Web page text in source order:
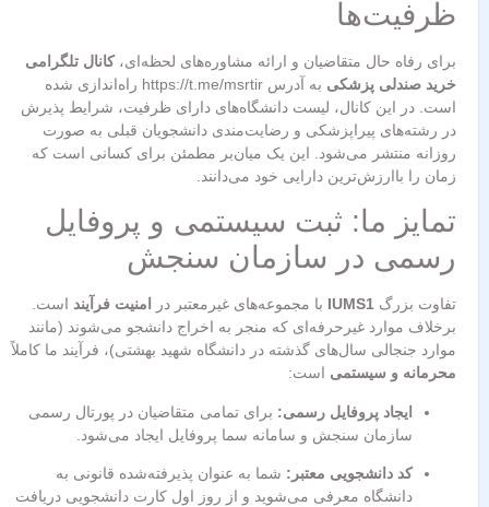
ظرفیت‌ها
برای رفاه حال متقاضیان و ارائه مشاوره‌های لحظه‌ای،کانال تلگرامی
خرید صندلی پزشکی
به آدرس https://t.me/msrtir راه‌اندازی شده
است. در این کانال، لیست دانشگاه‌های دارای ظرفیت، شرایط پذیرش
در رشته‌های پیراپزشکی و رضایت‌مندی دانشجویان قبلی به صورت
روزانه منتشر می‌شود. این یک میان‌بر مطمئن برای کسانی است که
زمان را باارزش‌ترین دارایی خود می‌دانند.
تمایز ما: ثبت سیستمی و پروفایل
رسمی در سازمان سنجش
تفاوت بزرگIUMS1با مجموعه‌های غیرمعتبر درامنیت فرآینداست.
برخلاف موارد غیرحرفه‌ای که منجر به اخراج دانشجو می‌شوند (مانند
موارد جنجالی سال‌های گذشته در دانشگاه شهید بهشتی)، فرآیند ما کاملاً
محرمانه و سیستمیاست:
ایجاد پروفایل رسمی:برای تمامی متقاضیان در پورتال رسمی
سازمان سنجش و سامانه سما پروفایل ایجاد می‌شود.
کد دانشجویی معتبر:شما به عنوان پذیرفته‌شده قانونی به
دانشگاه معرفی می‌شوید و از روز اول کارت دانشجویی دریافت